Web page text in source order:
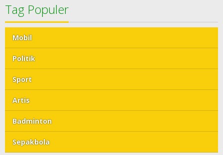
Tag Populer
Mobil
Politik
Sport
Artis
Badminton
Sepakbola